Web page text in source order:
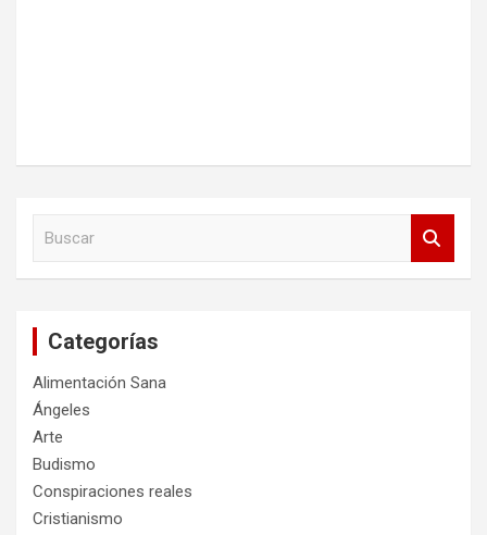
Categorías
Alimentación Sana
Ángeles
Arte
Budismo
Conspiraciones reales
Cristianismo